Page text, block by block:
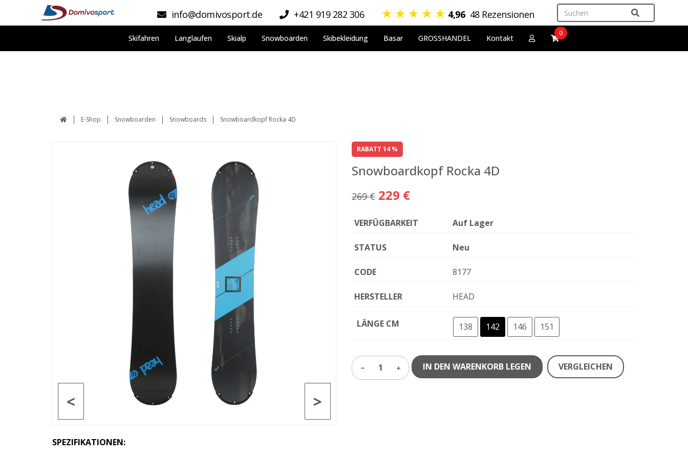
info@domivosport.de +421 919 282 306 ★ ★ ★ ★ ★ 4,96 48 Rezensionen
Skifahren Langlaufen Skialp Snowboarden Skibekleidung Basar GROSSHANDEL Kontakt
0
E-Shop Snowboarden Snowboards Snowboardkopf Rocka 4D
>
<
RABATT 14 %
Snowboardkopf Rocka 4D
269 € 229 €
VERFÜGBARKEIT Auf Lager
STATUS Neu
CODE 8177
HERSTELLER HEAD
LÄNGE CM 138 142 146 151
1 IN DEN WARENKORB LEGEN VERGLEICHEN
SPEZIFIKATIONEN: